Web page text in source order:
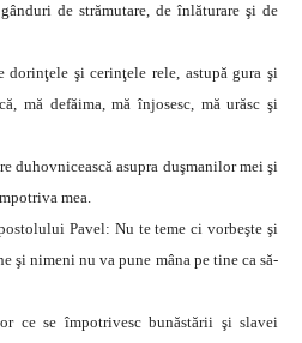
de strămutare, de înlăturare şi de
dorinţele şi cerinţele rele, astupă gura şi
mă defăima, mă înjosesc, mă urăsc şi
duhovnicească asupra duşmanilor mei şi
mea.
Pavel: Nu te teme ci vorbeşte şi
şi nimeni nu va pune mâna pe tine ca să-
ce se împotrivesc bunăstării şi slavei